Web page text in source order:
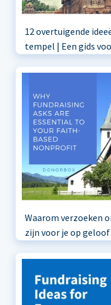
12 overtuigende
tempel | Een gids
Waarom verzoeken
zijn voor je op geloof